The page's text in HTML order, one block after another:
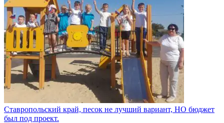
Ставропольский край, песок не лучший вариант, НО бюджет
был под проект.